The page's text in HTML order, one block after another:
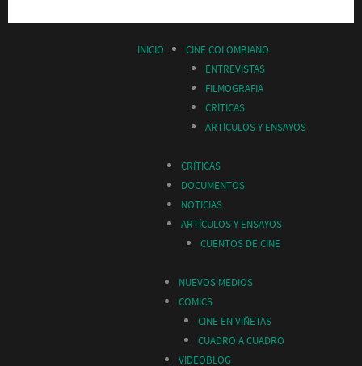
INICIO
CINE COLOMBIANO
ENTREVISTAS
FILMOGRAFIA
CRÍTICAS
ARTÍCULOS Y ENSAYOS
CRÍTICAS
DOCUMENTOS
NOTICIAS
ARTÍCULOS Y ENSAYOS
CUENTOS DE CINE
NUEVOS MEDIOS
COMICS
CINE EN VIÑETAS
CUADRO A CUADRO
VIDEOBLOG